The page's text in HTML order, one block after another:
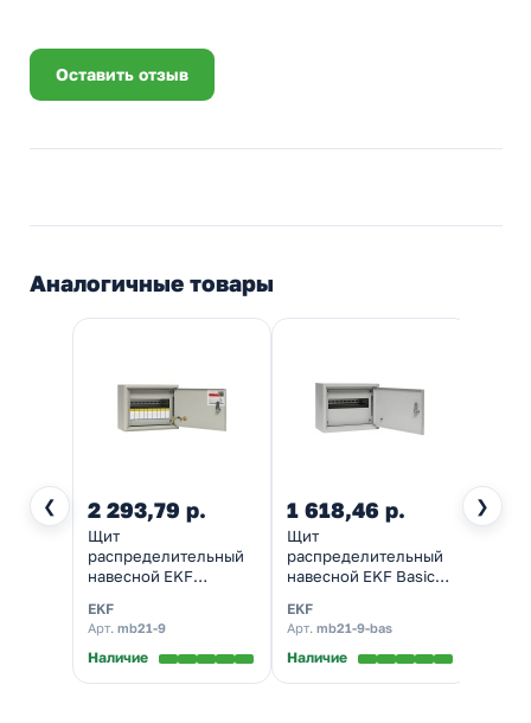
Оставить отзыв
Аналогичные товары
❮ ❯
2 293,79 р.
Щит
распределительный
навесной EKF
ЩРН-9 (220х300х120)
IP31
EKF
Арт. mb21-9
Наличие
1 618,46 р.
Щит
распределительный
навесной EKF Basic
(220х300х120) IP31
EKF
Арт. mb21-9-bas
Наличие
2